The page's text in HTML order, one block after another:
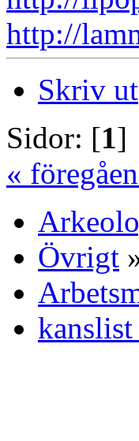
http://
Skriv ut
Sidor: [1]
«
Övrigt